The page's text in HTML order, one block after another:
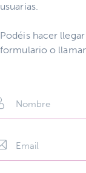
usuarias.
Podéis hacer
formulario o